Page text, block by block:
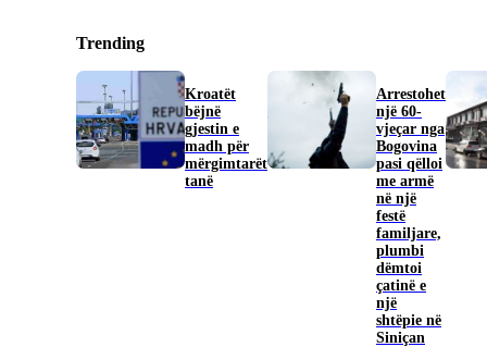
Trending
Kroatët
bëjnë
gjestin e
madh për
mërgimtarët
tanë
Arrestohet
një 60-
vjeçar nga
Bogovina
pasi qëlloi
me armë
në një
festë
familjare,
plumbi
dëmtoi
çatinë e
një
shtëpie në
Siniçan